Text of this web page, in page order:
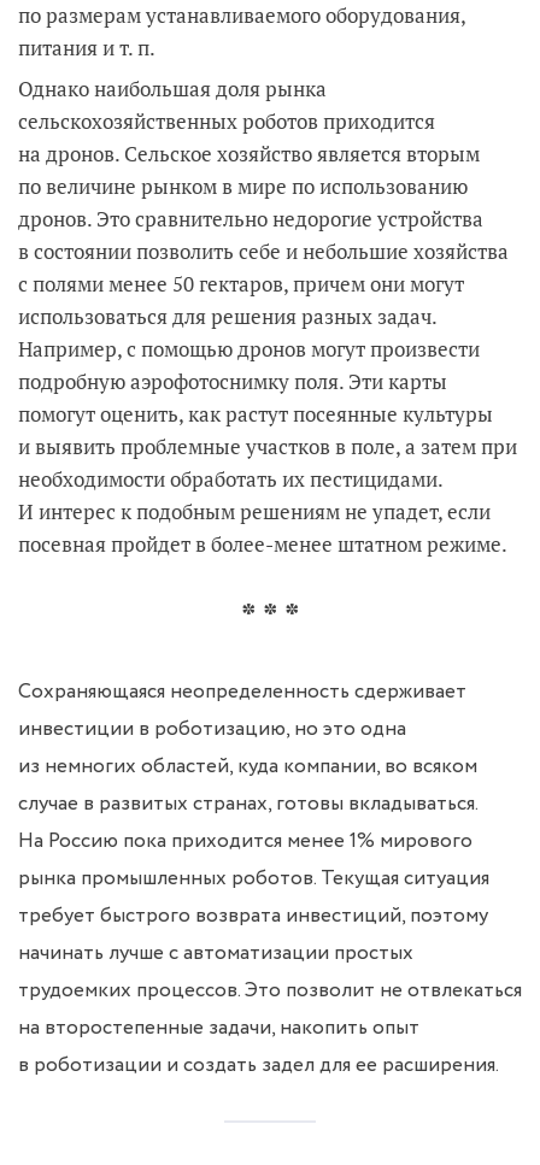
по размерам устанавливаемого оборудования,
питания и т. п.
Однако наибольшая доля рынка
сельскохозяйственных роботов приходится
на дронов. Сельское хозяйство является вторым
по величине рынком в мире по использованию
дронов. Это сравнительно недорогие устройства
в состоянии позволить себе и небольшие хозяйства
с полями менее 50 гектаров, причем они могут
использоваться для решения разных задач.
Например, с помощью дронов могут произвести
подробную аэрофотоснимку поля. Эти карты
помогут оценить, как растут посеянные культуры
и выявить проблемные участков в поле, а затем при
необходимости обработать их пестицидами.
И интерес к подобным решениям не упадет, если
посевная пройдет в более-менее штатном режиме.
* * *
Сохраняющаяся неопределенность сдерживает
инвестиции в роботизацию, но это одна
из немногих областей, куда компании, во всяком
случае в развитых странах, готовы вкладываться.
На Россию пока приходится менее 1% мирового
рынка промышленных роботов. Текущая ситуация
требует быстрого возврата инвестиций, поэтому
начинать лучше с автоматизации простых
трудоемких процессов. Это позволит не отвлекаться
на второстепенные задачи, накопить опыт
в роботизации и создать задел для ее расширения.